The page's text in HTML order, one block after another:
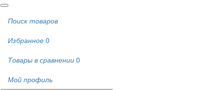
Поиск товаров
Избранное 0
Товары в сравнении 0
Мой профиль